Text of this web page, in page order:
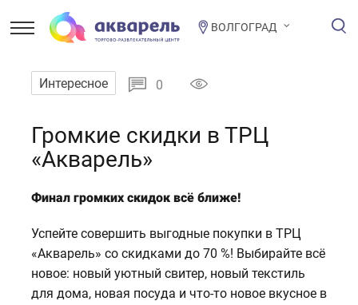
ВОЛГОГРАД
Интересное 0
Громкие скидки в ТРЦ
«Акварель»
Финал громких скидок всё ближе!
Успейте совершить выгодные покупки в ТРЦ
«Акварель» со скидками до 70 %! Выбирайте всё
новое: новый уютный свитер, новый текстиль
для дома, новая посуда и что-то новое вкусное в